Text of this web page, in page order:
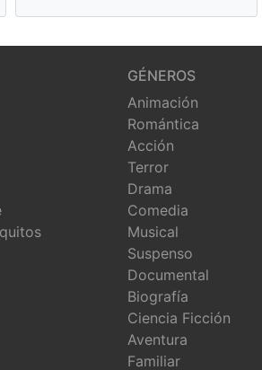
GÉNEROS
Animación
Romántica
Acción
Terror
Drama
Comedia
Musical
Suspenso
Documental
Biografía
Ciencia Ficción
Aventura
Familiar